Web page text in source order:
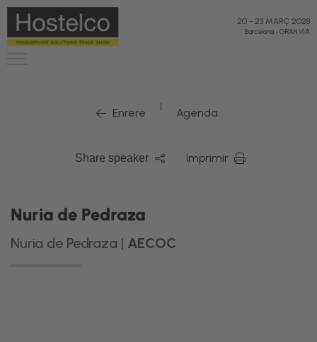
20 - 23 MARÇ 2028
Barcelona-GRAN VIA
Enrere | Agenda
Share speaker Imprimir
Nuria de Pedraza
Nuria de Pedraza | AECOC